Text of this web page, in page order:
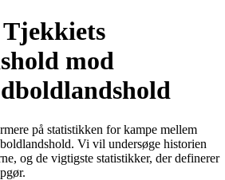
mod
på statistikken for kampe mellem
Vi vil undersøge historien
og de vigtigste statistikker, der definerer